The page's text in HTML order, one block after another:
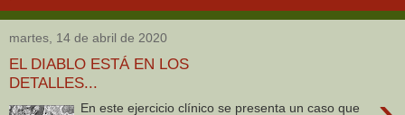
martes, 14 de abril de 2020
EL DIABLO ESTÁ EN LOS
DETALLES...
En este ejercicio clínico se presenta un caso que